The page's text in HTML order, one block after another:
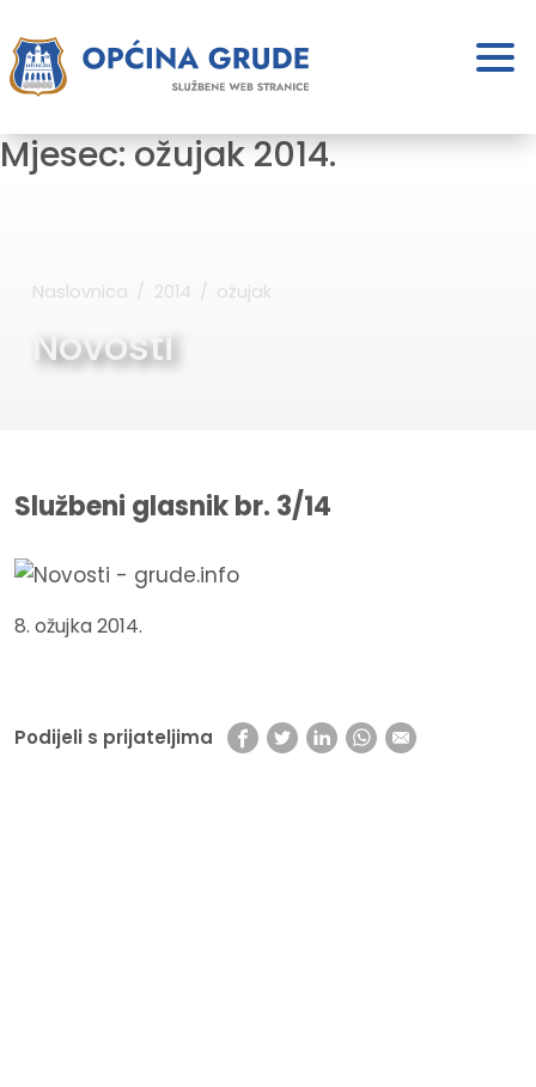
Mjesec:ožujak 2014.
Naslovnica 2014 ožujak
Novosti
Službeni glasnik br. 3/14
8. ožujka 2014.
Podijeli s prijateljima